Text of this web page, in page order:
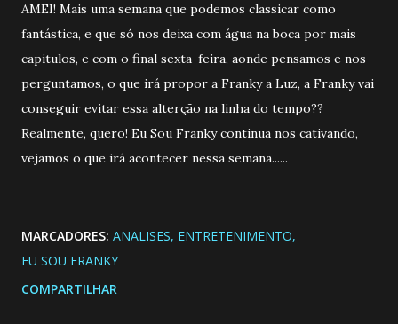
AMEI! Mais uma semana que podemos classicar como
fantástica, e que só nos deixa com água na boca por mais
capitulos, e com o final sexta-feira, aonde pensamos e nos
perguntamos, o que irá propor a Franky a Luz, a Franky vai
conseguir evitar essa alterção na linha do tempo??
Realmente, quero! Eu Sou Franky continua nos cativando,
vejamos o que irá acontecer nessa semana......
MARCADORES: ANALISES ENTRETENIMENTO
EU SOU FRANKY
COMPARTILHAR